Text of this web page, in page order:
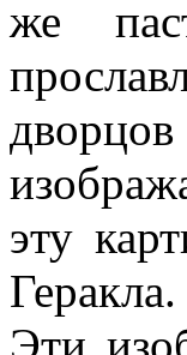
же
эту
Эти